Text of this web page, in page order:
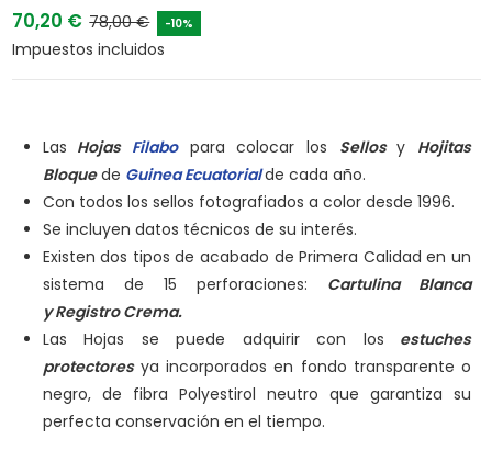
70,20 € 78,00 € -10%
Impuestos incluidos
Las Hojas Filabo para colocar los Sellos y Hojitas
Bloquede Guinea Ecuatorialde cada año.
Con todos los sellos fotografiados a color desde 1996.
Se incluyen datos técnicos de su interés.
Existen dos tipos de acabado de Primera Calidad en un
sistema de 15 perforaciones: Cartulina Blanca
yRegistro Crema.
Las Hojas se puede adquirir con los estuches
protectoresya incorporados en fondo transparente o
negro, de fibra Polyestirol neutro que garantiza su
perfecta conservación en el tiempo.